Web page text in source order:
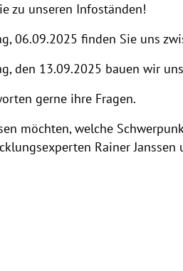
zu unseren Infoständen!
06.09.2025 finden Sie uns
den 13.09.2025 bauen wir
gerne ihre Fragen.
möchten, welche
Rainer